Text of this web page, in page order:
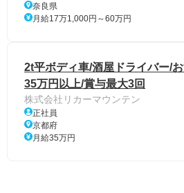
奈良県
月給17万1,000円～60万円
2t平ボディ車/酒屋ドライバー/
35万円以上/賞与最大3回
株式会社リカーマウンテン
正社員
京都府
月給35万円